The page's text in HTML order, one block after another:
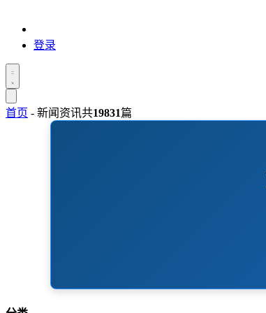
登录
首页 - 新闻资讯共19831篇